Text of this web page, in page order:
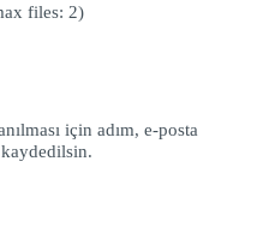
files: 2)
için adım, e-posta
kaydedilsin.